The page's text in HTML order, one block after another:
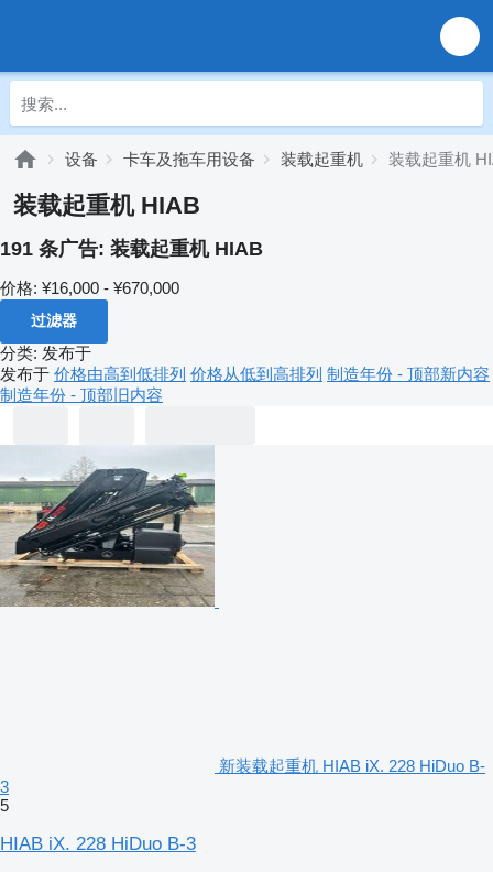
设备 卡车及拖车用设备 装载起重机 装载起重机
装载起重机 HIAB
191 条广告: 装载起重机 HIAB
价格: ¥16,000 - ¥670,000
过滤器
分类: 发布于
发布于 价格由高到低排列 价格从低到高排列 制造年份 - 顶部新内容
制造年份 - 顶部旧内容
新装载起重机 HIAB iX. 228 HiDuo B-
3
5
HIAB iX. 228 HiDuo B-3